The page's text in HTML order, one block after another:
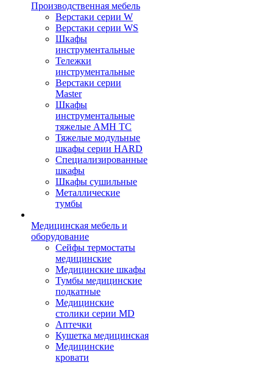
Производственная мебель
Верстаки серии W
Верстаки серии WS
Шкафы
инструментальные
Тележки
инструментальные
Верстаки серии
Master
Шкафы
инструментальные
тяжелые AMH TC
Тяжелые модульные
шкафы серии HARD
Cпециализированные
шкафы
Шкафы сушильные
Металлические
тумбы
Медицинская мебель и
оборудование
Сейфы термостаты
медицинские
Медицинские шкафы
Тумбы медицинские
подкатные
Медицинские
столики серии MD
Аптечки
Кушетка медицинская
Медицинские
кровати